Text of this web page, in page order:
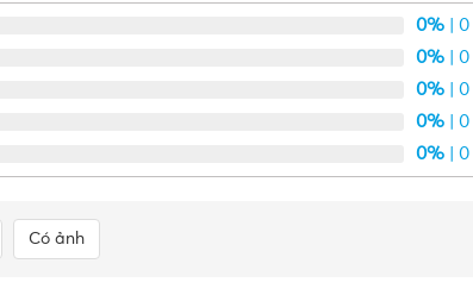
Bulb 40W mang thiết kế đơn giản, thanh lịch
0% |
0% |
0% |
0% |
0% |
Có ảnh